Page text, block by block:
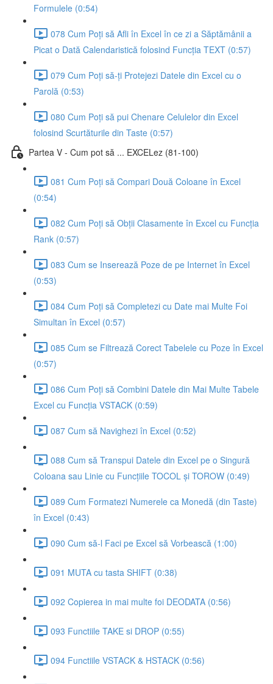
Formulele (0:54)
078 Cum Poți să Afli în Excel în ce zi a Săptămânii a
Picat o Dată Calendaristică folosind Funcția TEXT (0:57)
079 Cum Poți să-ți Protejezi Datele din Excel cu o
Parolă (0:53)
080 Cum Poți să pui Chenare Celulelor din Excel
folosind Scurtăturile din Taste (0:57)
Partea V - Cum pot să ... EXCELez (81-100)
081 Cum Poți să Compari Două Coloane în Excel
(0:54)
082 Cum Poți să Obții Clasamente în Excel cu Funcția
Rank (0:57)
083 Cum se Inserează Poze de pe Internet în Excel
(0:53)
084 Cum Poți să Completezi cu Date mai Multe Foi
Simultan în Excel (0:57)
085 Cum se Filtrează Corect Tabelele cu Poze în Excel
(0:57)
086 Cum Poți să Combini Datele din Mai Multe Tabele
Excel cu Funcția VSTACK (0:59)
087 Cum să Navighezi în Excel (0:52)
088 Cum să Transpui Datele din Excel pe o Singură
Coloana sau Linie cu Funcțiile TOCOL și TOROW (0:49)
089 Cum Formatezi Numerele ca Monedă (din Taste)
în Excel (0:43)
090 Cum să-l Faci pe Excel să Vorbească (1:00)
091 MUTA cu tasta SHIFT (0:38)
092 Copierea in mai multe foi DEODATA (0:56)
093 Functiile TAKE si DROP (0:55)
094 Functiile VSTACK & HSTACK (0:56)